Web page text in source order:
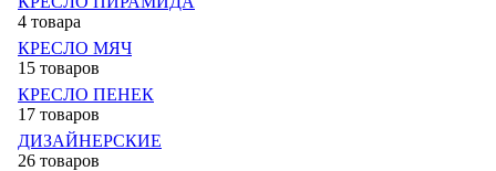
4 товара
КРЕСЛО МЯЧ
15 товаров
КРЕСЛО ПЕНЕК
17 товаров
ДИЗАЙНЕРСКИЕ
26 товаров